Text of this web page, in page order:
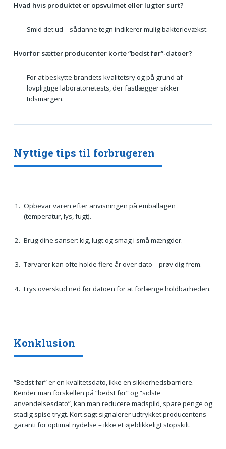
Hvad hvis produktet er opsvulmet eller lugter surt?
Smid det ud – sådanne tegn indikerer mulig bakterievækst.
Hvorfor sætter producenter korte “bedst før”-datoer?
For at beskytte brandets kvalitetsry og på grund af
lovpligtige laboratorietests, der fastlægger sikker
tidsmargen.
Nyttige tips til forbrugeren
Opbevar varen efter anvisningen på emballagen
(temperatur, lys, fugt).
Brug dine sanser: kig, lugt og smag i små mængder.
Tørvarer kan ofte holde flere år over dato – prøv dig frem.
Frys overskud ned før datoen for at forlænge holdbarheden.
Konklusion
“Bedst før” er en kvalitetsdato, ikke en sikkerhedsbarriere.
Kender man forskellen på “bedst før” og “sidste
anvendelsesdato”, kan man reducere madspild, spare penge og
stadig spise trygt. Kort sagt signalerer udtrykket producentens
garanti for optimal nydelse – ikke et øjeblikkeligt stopskilt.